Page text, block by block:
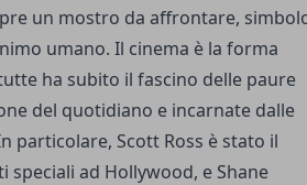
un mostro da affrontare,
umano. Il cinema è la forma
ha subito il fascino delle paure
del quotidiano e incarnate dalle
particolare, Scott Ross è stato il
speciali ad Hollywood, e Shane